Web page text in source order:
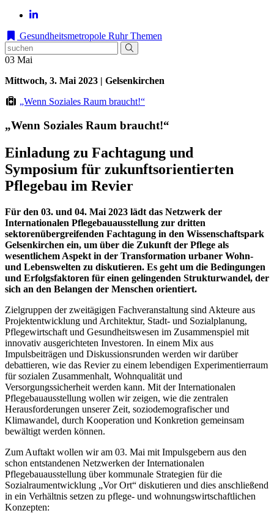
Gesundheitsmetropole Ruhr Themen
03 Mai
Mittwoch, 3. Mai 2023 | Gelsenkirchen
„Wenn Soziales Raum braucht!“
„Wenn Soziales Raum braucht!“
Einladung zu Fachtagung und
Symposium für zukunftsorientierten
Pflegebau im Revier
Für den 03. und 04. Mai 2023 lädt das Netzwerk der
Internationalen Pflegebauausstellung zur dritten
sektorenübergreifenden Fachtagung in den Wissenschaftspark
Gelsenkirchen ein, um über die Zukunft der Pflege als
wesentlichem Aspekt in der Transformation urbaner Wohn-
und Lebenswelten zu diskutieren. Es geht um die Bedingungen
und Erfolgsfaktoren für einen gelingenden Strukturwandel, der
sich an den Belangen der Menschen orientiert.
Zielgruppen der zweitägigen Fachveranstaltung sind Akteure aus
Projektentwicklung und Architektur, Stadt- und Sozialplanung,
Pflegewirtschaft und Gesundheitswesen im Zusammenspiel mit
innovativ ausgerichteten Investoren. In einem Mix aus
Impulsbeiträgen und Diskussionsrunden werden wir darüber
debattieren, wie das Revier zu einem lebendigen Experimentierraum
für sozialen Zusammenhalt, Wohnqualität und
Versorgungssicherheit werden kann. Mit der Internationalen
Pflegebauausstellung wollen wir zeigen, wie die zentralen
Herausforderungen unserer Zeit, soziodemografischer und
Klimawandel, durch Kooperation und Konkretion gemeinsam
bewältigt werden können.
Zum Auftakt wollen wir am 03. Mai mit Impulsgebern aus den
schon entstandenen Netzwerken der Internationalen
Pflegebauausstellung über kommunale Strategien für die
Sozialraumentwicklung „Vor Ort“ diskutieren und dies anschließend
in ein Verhältnis setzen zu pflege- und wohnungswirtschaftlichen
Konzepten: